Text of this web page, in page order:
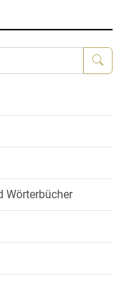
Wörterbücher